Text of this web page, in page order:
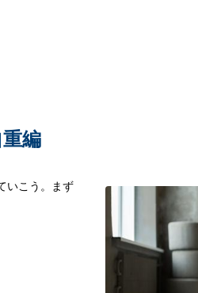
編
いこう。まず